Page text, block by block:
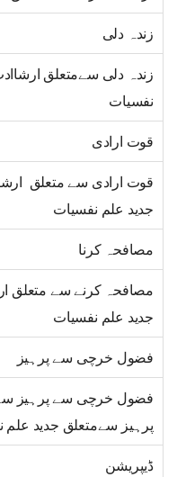
زندہ دلی
زندہ دلی سےمتعلق
نفسیات
قوت ارادی
قوت ارادی سے متعلق
جدید علم نفسیات
مصافحہ کرنا
مصافحہ کرنے سے متعلق
جدید علم نفسیات
فضول خرچی سے پرہیز
فضول خرچی سے پرہیز
پرہیز سےمتعلق جدید علم
ڈیپریشن